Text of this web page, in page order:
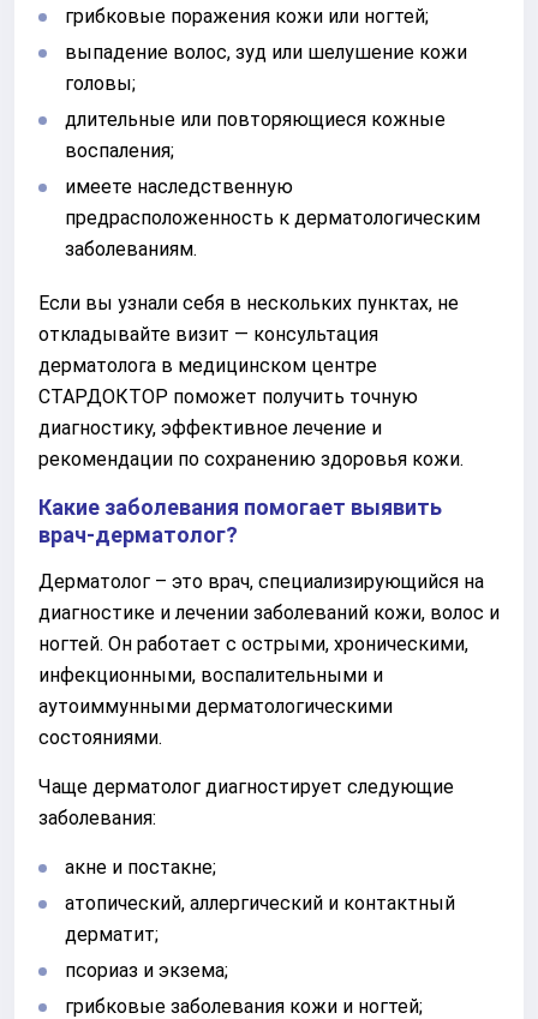
грибковые поражения кожи или ногтей;
выпадение волос, зуд или шелушение кожи
головы;
длительные или повторяющиеся кожные
воспаления;
имеете наследственную
предрасположенность к дерматологическим
заболеваниям.
Если вы узнали себя в нескольких пунктах, не
откладывайте визит — консультация
дерматолога в медицинском центре
СТАРДОКТОР поможет получить точную
диагностику, эффективное лечение и
рекомендации по сохранению здоровья кожи.
Какие заболевания помогает выявить
врач-дерматолог?
Дерматолог – это врач, специализирующийся на
диагностике и лечении заболеваний кожи, волос и
ногтей. Он работает с острыми, хроническими,
инфекционными, воспалительными и
аутоиммунными дерматологическими
состояниями.
Чаще дерматолог диагностирует следующие
заболевания:
акне и постакне;
атопический, аллергический и контактный
дерматит;
псориаз и экзема;
грибковые заболевания кожи и ногтей;